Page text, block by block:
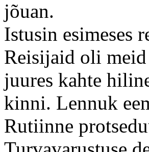
jõuan.
Istusin esimeses
Reisijaid oli
juures kahte
kinni. Lennuk
Rutiinne